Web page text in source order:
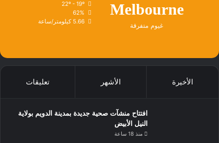
Melbourne
غيوم متفرقة
22º - 19º
62%
5.66 كيلومتر/ساعة
الأخيرة الأشهر تعليقات
افتتاح منشآت صحية جديدة بمدينة الدويم بولاية
النيل الأبيض
منذ 18 ساعة